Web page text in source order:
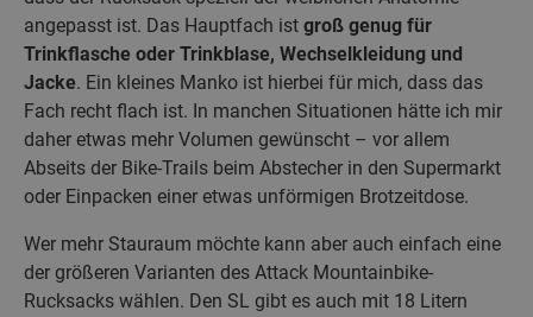
angepasst ist. Das Hauptfach ist groß genug für
Trinkflasche oder Trinkblase, Wechselkleidung und
Jacke. Ein kleines Manko ist hierbei für mich, dass das
Fach recht flach ist. In manchen Situationen hätte ich mir
daher etwas mehr Volumen gewünscht – vor allem
Abseits der Bike-Trails beim Abstecher in den Supermarkt
oder Einpacken einer etwas unförmigen Brotzeitdose.
Wer mehr Stauraum möchte kann aber auch einfach eine
der größeren Varianten des Attack Mountainbike-
Rucksacks wählen. Den SL gibt es auch mit 18 Litern